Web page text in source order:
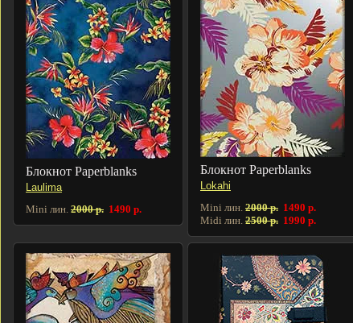
Блокнот Paperblanks
Laulima
Mini лин. 2000 р. 1490 р.
Блокнот Paperblanks
Lokahi
Mini лин. 2000 р. 1490 р.
Midi лин. 2500 р. 1990 р.